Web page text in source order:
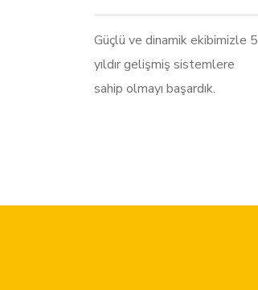
Güçlü ve dinamik ekibimizle 5
yıldır gelişmiş sistemlere
sahip olmayı başardık.